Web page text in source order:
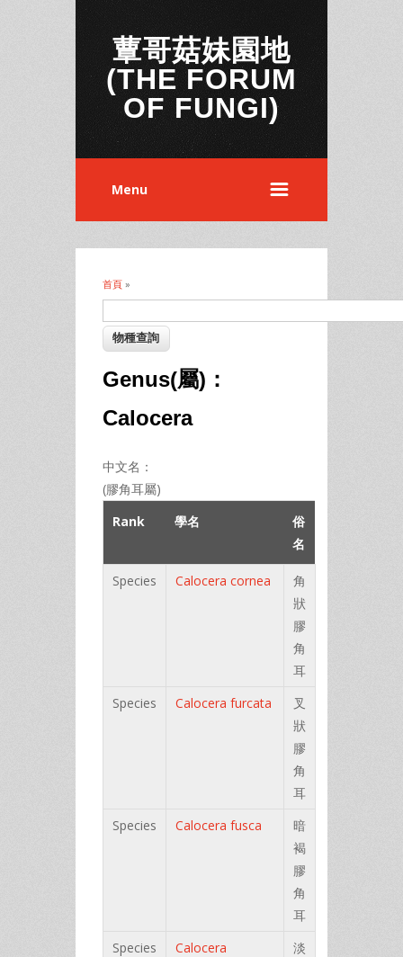
蕈哥菇妹園地
(THE FORUM
OF FUNGI)
Menu
您在這裡
首頁 »
Genus(屬)：
Calocera
中文名：
(膠角耳屬)
Rank
學名
俗
名
Species Calocera cornea
角
狀
膠
角
耳
Species
Calocera furcata
叉
狀
膠
角
耳
Species
Calocera fusca
暗
褐
膠
角
耳
Species
Calocera
淡